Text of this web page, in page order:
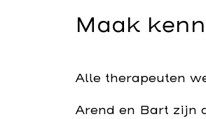
Maak
Alle therapeuten
Arend en Bart zijn